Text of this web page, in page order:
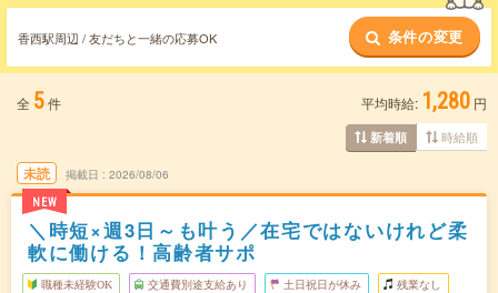
香西駅周辺 / 友だちと一緒の応募OK 条件の変更
全 5件 平均時給: 1,280 円
新着順 時給順
未読
NEW
掲載日 2026/08/06
＼時短×週3日～も叶う／在宅ではないけれど柔
軟に働ける！高齢者サポ
職種未経験OK 交通費別途支給あり 土日祝日が休み 残業なし